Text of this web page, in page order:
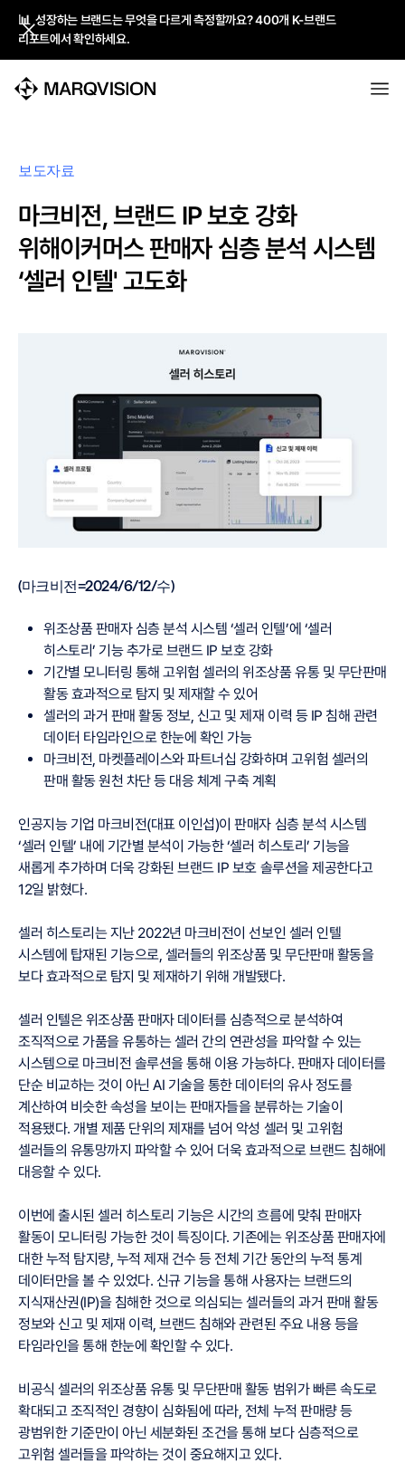
📊 성장하는 브랜드는 무엇을 다르게 측정할까요? 400개 K-브랜드
리포트에서 확인하세요.
📊 성장하는 브랜드는 무엇을 다르게 측정할까요? 400개 K-브랜드
리포트에서 확인하세요.
보도자료
마크비전, 브랜드 IP 보호 강화
위해이커머스 판매자 심층 분석 시스템
‘셀러 인텔' 고도화
(마크비전=2024/6/12/수)
위조상품 판매자 심층 분석 시스템 ‘셀러 인텔’에 ‘셀러
히스토리’ 기능 추가로 브랜드 IP 보호 강화
기간별 모니터링 통해 고위험 셀러의 위조상품 유통 및 무단판매
활동 효과적으로 탐지 및 제재할 수 있어
셀러의 과거 판매 활동 정보, 신고 및 제재 이력 등 IP 침해 관련
데이터 타임라인으로 한눈에 확인 가능
마크비전, 마켓플레이스와 파트너십 강화하며 고위험 셀러의
판매 활동 원천 차단 등 대응 체계 구축 계획
인공지능 기업 마크비전(대표 이인섭)이 판매자 심층 분석 시스템
‘셀러 인텔’ 내에 기간별 분석이 가능한 ‘셀러 히스토리’ 기능을
새롭게 추가하며 더욱 강화된 브랜드 IP 보호 솔루션을 제공한다고
12일 밝혔다.
셀러 히스토리는 지난 2022년 마크비전이 선보인 셀러 인텔
시스템에 탑재된 기능으로, 셀러들의 위조상품 및 무단판매 활동을
보다 효과적으로 탐지 및 제재하기 위해 개발됐다.
셀러 인텔은 위조상품 판매자 데이터를 심층적으로 분석하여
조직적으로 가품을 유통하는 셀러 간의 연관성을 파악할 수 있는
시스템으로 마크비전 솔루션을 통해 이용 가능하다. 판매자 데이터를
단순 비교하는 것이 아닌 AI 기술을 통한 데이터의 유사 정도를
계산하여 비슷한 속성을 보이는 판매자들을 분류하는 기술이
적용됐다. 개별 제품 단위의 제재를 넘어 악성 셀러 및 고위험
셀러들의 유통망까지 파악할 수 있어 더욱 효과적으로 브랜드 침해에
대응할 수 있다.
이번에 출시된 셀러 히스토리 기능은 시간의 흐름에 맞춰 판매자
활동이 모니터링 가능한 것이 특징이다. 기존에는 위조상품 판매자에
대한 누적 탐지량, 누적 제재 건수 등 전체 기간 동안의 누적 통계
데이터만을 볼 수 있었다. 신규 기능을 통해 사용자는 브랜드의
지식재산권(IP)을 침해한 것으로 의심되는 셀러들의 과거 판매 활동
정보와 신고 및 제재 이력, 브랜드 침해와 관련된 주요 내용 등을
타임라인을 통해 한눈에 확인할 수 있다.
비공식 셀러의 위조상품 유통 및 무단판매 활동 범위가 빠른 속도로
확대되고 조직적인 경향이 심화됨에 따라, 전체 누적 판매량 등
광범위한 기준만이 아닌 세분화된 조건을 통해 보다 심층적으로
고위험 셀러들을 파악하는 것이 중요해지고 있다.